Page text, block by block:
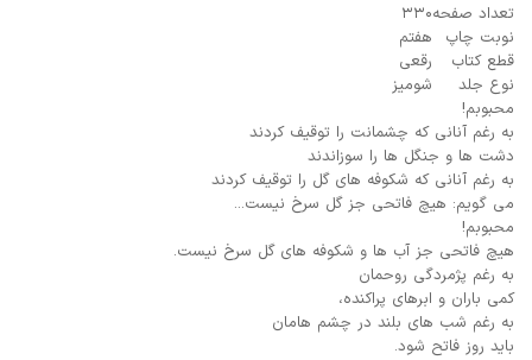
تعداد صفحه۳۳۰
نوبت چاپ
هفتم
قطع کتاب
رقعی
نوع جلد
شومیز
محبوبم!
به رغم آنانی که چشمانت را توقیف کردند
دشت ها و جنگل ها را سوزاندند
به رغم آنانی که شکوفه های گل را توقیف کردند
می گویم: هیچ فاتحی جز گل سرخ نیست...
محبوبم!
هیچ فاتحی جز آب ها و شکوفه های گل سرخ نیست.
به رغم پژمردگی روحمان
کمی باران و ابرهای پراکنده،
به رغم شب های بلند در چشم هامان
باید روز فاتح شود.